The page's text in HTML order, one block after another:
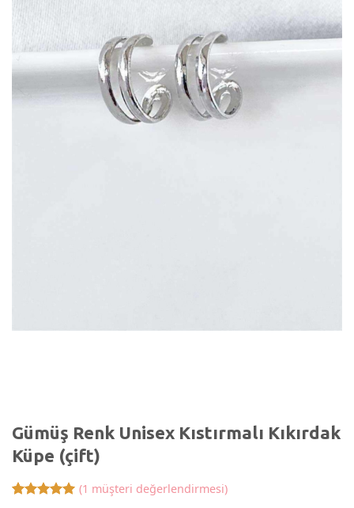
Gümüş Renk Unisex Kıstırmalı Kıkırdak
Küpe (çift)
(1 müşteri değerlendirmesi)